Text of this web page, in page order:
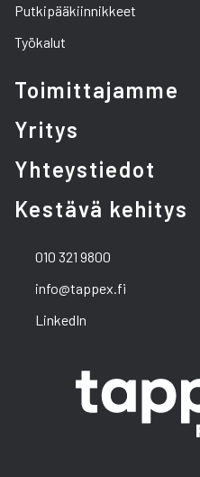
Putkipääkiinnikkeet
Työkalut
Toimittajamme
Yritys
Yhteystiedot
Kestävä kehitys
010 321 9800
info@tappex.fi
LinkedIn